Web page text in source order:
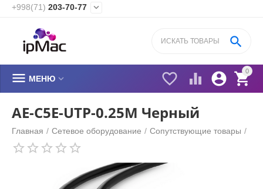
+998(71) 203-70-77 
0


 

 МЕНЮ 
AE-C5E-UTP-0.25M Черный
Главная / Сетевое оборудование / Cопутствующие товары /